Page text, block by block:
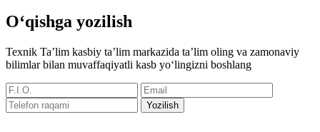
O‘qishga yozilish
Texnik Ta’lim kasbiy ta’lim markazida ta’lim oling va zamonaviy
bilimlar bilan muvaffaqiyatli kasb yoʻlingizni boshlang
Yozilish